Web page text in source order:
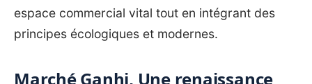
espace commercial vital tout en intégrant des
principes écologiques et modernes.
Marché Ganhi, Une renaissance